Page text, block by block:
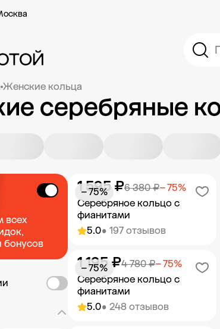
Женские кольца
серебряные
всех
бонусов
5.0• 197 отзывов
Серебряное кольцо с
фианитами
6 380 ₽− 75%
1 595 ₽
− 75%
Добавить в корзину
5.0• 248 отзывов
Серебряное кольцо с
фианитами
4 780 ₽− 75%
1 195 ₽
− 75%